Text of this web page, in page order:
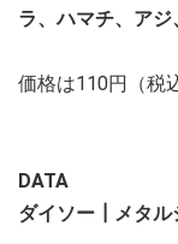
ラ、ハマチ、アジ
価格は110円（税
DATA
ダイソー┃メタル